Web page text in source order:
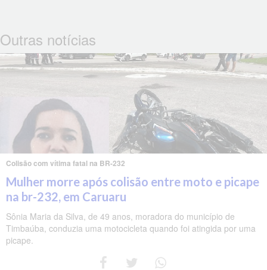
Outras notícias
Colisão com vítima fatal na BR-232
Mulher morre após colisão entre moto e picape
na br-232, em Caruaru
Sônia Maria da Silva, de 49 anos, moradora do município de
Timbaúba, conduzia uma motocicleta quando foi atingida por uma
picape.